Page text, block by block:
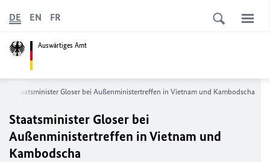
Auswärtiges Amt
DE EN FR
Staatsminister Gloser bei Außenministertreffen in Vietnam und Kambodscha
Staatsminister Gloser bei
Außenministertreffen in Vietnam und
Kambodscha